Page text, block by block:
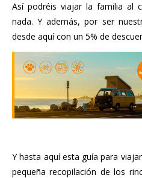
Así podréis viajar la familia al
nada. Y además, por ser
desde aquí con un 5% de
Y hasta aquí esta guía para
pequeña recopilación de los